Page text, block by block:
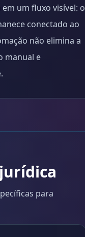
um fluxo visível: o
conectado ao
não elimina a
manual e
para